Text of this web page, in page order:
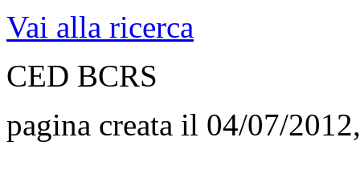
Vai alla ricerca
CED BCRS
pagina creata il 04/07/